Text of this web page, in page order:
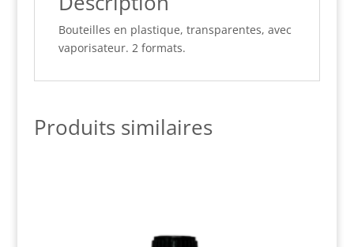
Bouteilles en plastique, transparentes, avec
vaporisateur. 2 formats.
Produits similaires